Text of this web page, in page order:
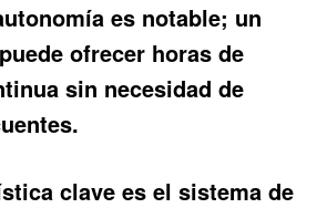
es notable; un
ofrecer horas de
sin necesidad de
clave es el sistema de